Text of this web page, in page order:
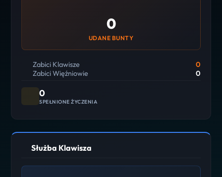
0
UDANE BUNTY
Zabici Klawisze
0
Zabici Więźniowie
0
0
SPEŁNIONE ŻYCZENIA
Służba Klawisza